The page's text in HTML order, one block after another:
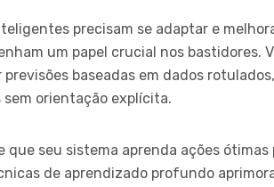
precisam se adaptar e
um papel crucial nos bastidores.
baseadas em dados
orientação explícita.
seu sistema aprenda ações
de aprendizado profundo